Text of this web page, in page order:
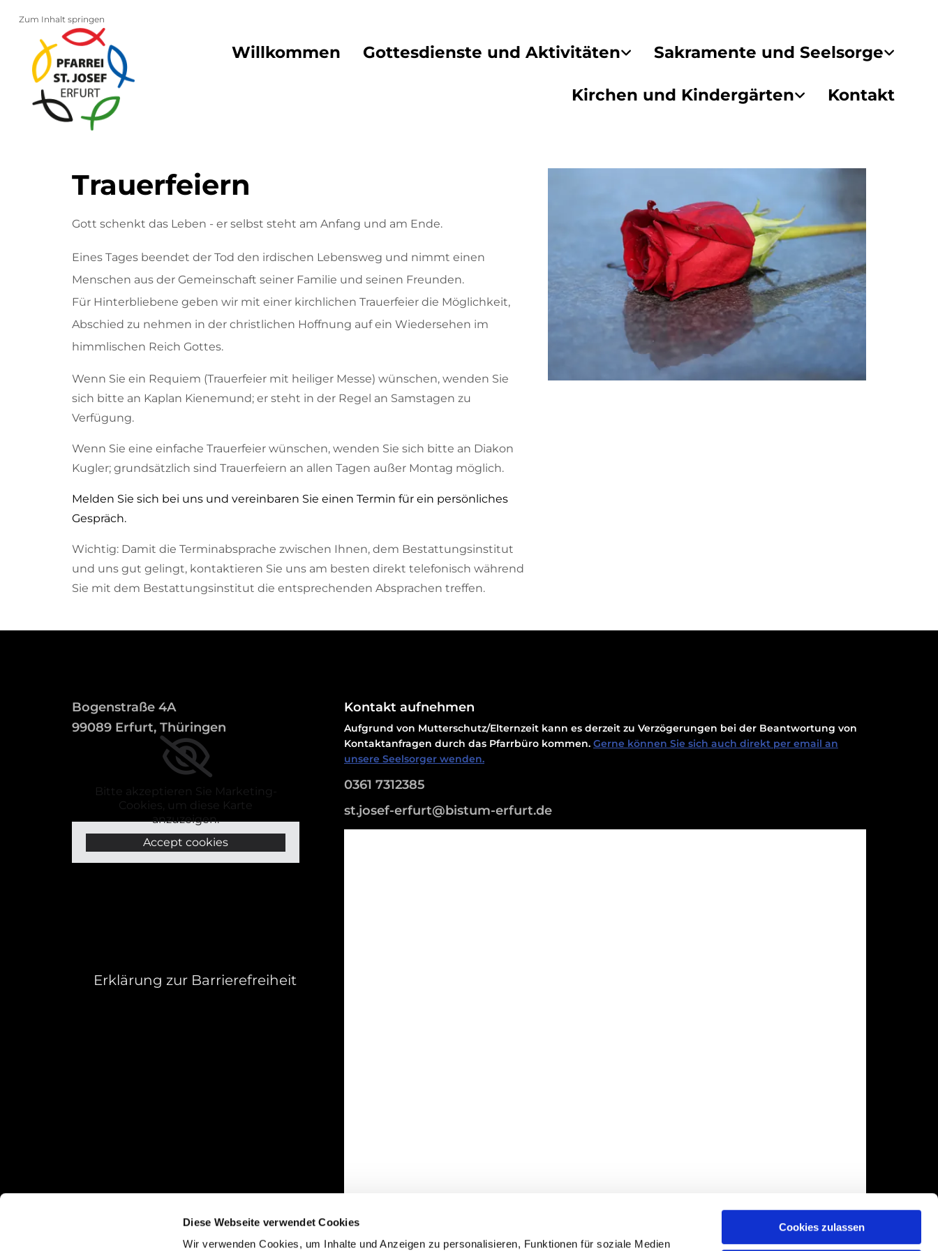
Diese Webseite verwendet Cookies
Wir verwenden Cookies, um Inhalte und Anzeigen zu personalisieren, Funktionen für soziale Medien
Cookies zulassen
Zum Inhalt springen
Willkommen Gottesdienste und Aktivitäten Sakramente und Seelsorge
Kirchen und Kindergärten Kontakt
Trauerfeiern
Gott schenkt das Leben - er selbst steht am Anfang und am Ende.
Eines Tages beendet der Tod den irdischen Lebensweg und nimmt einen
Menschen aus der Gemeinschaft seiner Familie und seinen Freunden.
Für Hinterbliebene geben wir mit einer kirchlichen Trauerfeier die Möglichkeit,
Abschied zu nehmen in der christlichen Hoffnung auf ein Wiedersehen im
himmlischen Reich Gottes.
Wenn Sie ein Requiem (Trauerfeier mit heiliger Messe) wünschen, wenden Sie
sich bitte an Kaplan Kienemund; er steht in der Regel an Samstagen zu
Verfügung.
Wenn Sie eine einfache Trauerfeier wünschen, wenden Sie sich bitte an Diakon
Kugler; grundsätzlich sind Trauerfeiern an allen Tagen außer Montag möglich.
Melden Sie sich bei uns und vereinbaren Sie einen Termin für ein persönliches
Gespräch.
Wichtig: Damit die Terminabsprache zwischen Ihnen, dem Bestattungsinstitut
und uns gut gelingt, kontaktieren Sie uns am besten direkt telefonisch während
Sie mit dem Bestattungsinstitut die entsprechenden Absprachen treffen.
Bogenstraße 4A
99089 Erfurt, Thüringen
Bitte akzeptieren Sie Marketing-
Cookies, um diese Karte
anzuzeigen.
Accept cookies
Erklärung zur Barrierefreiheit
Kontakt aufnehmen
Aufgrund von Mutterschutz/Elternzeit kann es derzeit zu Verzögerungen bei der Beantwortung von
Kontaktanfragen durch das Pfarrbüro kommen. Gerne können Sie sich auch direkt per email an
unsere Seelsorger wenden.
0361 7312385
st.josef-erfurt@bistum-erfurt.de